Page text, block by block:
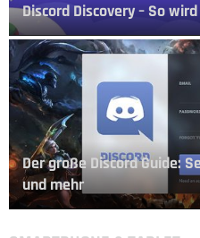
Discord Discovery – So
Der große Discord Guide:
und mehr